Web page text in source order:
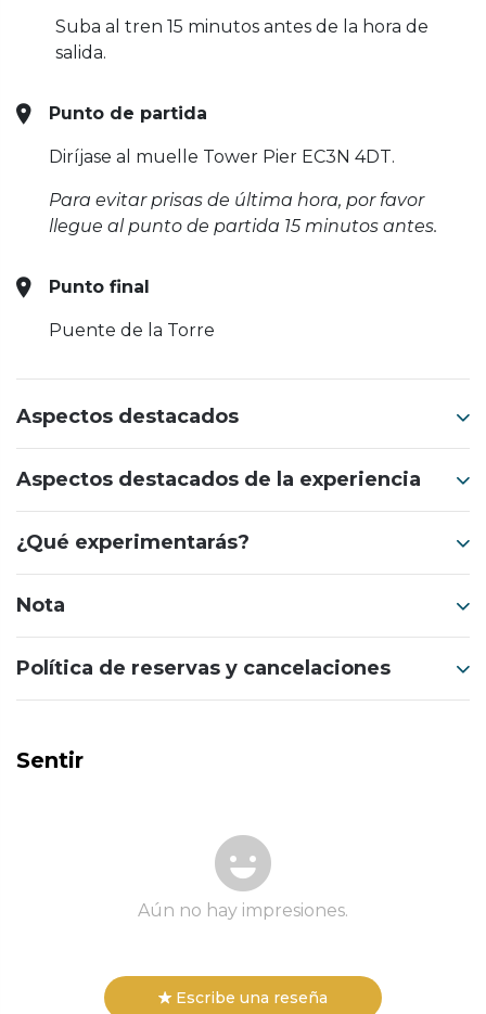
Suba al tren 15 minutos antes de la hora de
salida.
Punto de partida
Diríjase al muelle Tower Pier EC3N 4DT.
Para evitar prisas de última hora, por favor
llegue al punto de partida 15 minutos antes.
Punto final
Puente de la Torre
Aspectos destacados
Aspectos destacados de la experiencia
¿Qué experimentarás?
Nota
Política de reservas y cancelaciones
Sentir
Aún no hay impresiones.
Escribe una reseña